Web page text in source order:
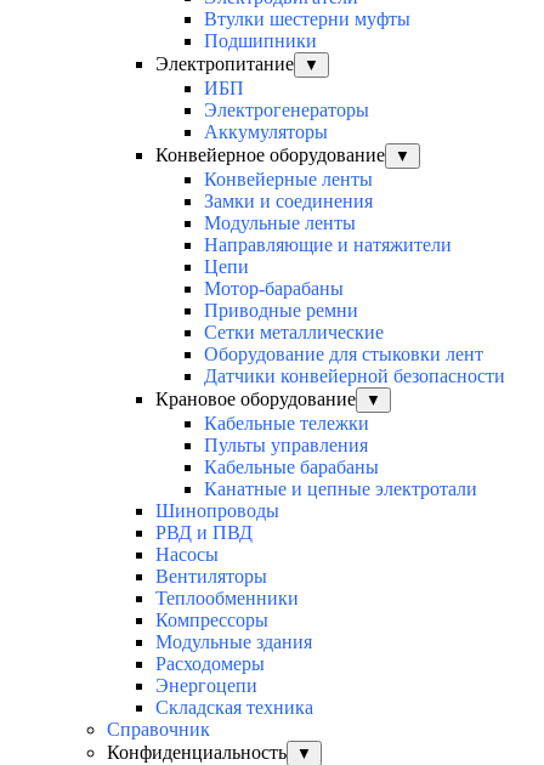
Втулки шестерни муфты
Подшипники
Электропитание
▼
ИБП
Электрогенераторы
Аккумуляторы
Конвейерное оборудование
▼
Конвейерные ленты
Замки и соединения
Модульные ленты
Направляющие и натяжители
Цепи
Мотор-барабаны
Приводные ремни
Сетки металлические
Оборудование для стыковки лент
Датчики конвейерной безопасности
Крановое оборудование
▼
Кабельные тележки
Пульты управления
Кабельные барабаны
Канатные и цепные электротали
Шинопроводы
РВД и ПВД
Насосы
Вентиляторы
Теплообменники
Компрессоры
Модульные здания
Расходомеры
Энергоцепи
Складская техника
Справочник
Конфиденциальность
▼